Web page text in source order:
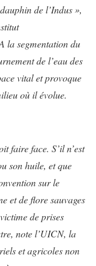
de l’Indus »,
la segmentation du
de l’eau des
vital et provoque
où il évolue.
faire face. S’il n’est
son huile, et que
sur le
et de flore sauvages
de prises
note l’UICN, la
et agricoles non